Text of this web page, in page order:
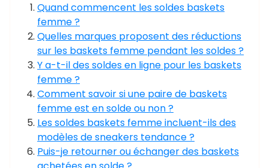
Quand commencent les soldes baskets
femme ?
Quelles marques proposent des réductions
sur les baskets femme pendant les soldes ?
Y a-t-il des soldes en ligne pour les baskets
femme ?
Comment savoir si une paire de baskets
femme est en solde ou non ?
Les soldes baskets femme incluent-ils des
modèles de sneakers tendance ?
Puis-je retourner ou échanger des baskets